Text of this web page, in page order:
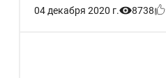
04 декабря 2020 г. 8738